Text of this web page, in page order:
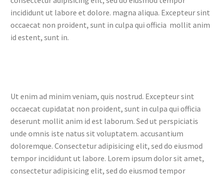
incididunt ut labore et dolore. magna aliqua. Excepteur sint
occaecat non proident, sunt in culpa qui officia mollit anim
id estent, sunt in.
Ut enim ad minim veniam, quis nostrud. Excepteur sint
occaecat cupidatat non proident, sunt in culpa qui officia
deserunt mollit anim id est laborum. Sed ut perspiciatis
unde omnis iste natus sit voluptatem. accusantium
doloremque. Consectetur adipisicing elit, sed do eiusmod
tempor incididunt ut labore. Lorem ipsum dolor sit amet,
consectetur adipisicing elit, sed do eiusmod tempor